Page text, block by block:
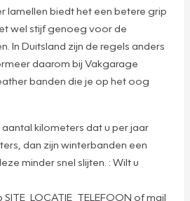
lamellen biedt het een betere grip
wel stijf genoeg voor de
In Duitsland zijn de regels anders
daarom bij Vakgarage
banden die je op het oog
kilometers dat u per jaar
dan zijn winterbanden een
minder snel slijten. : Wilt u
of mail